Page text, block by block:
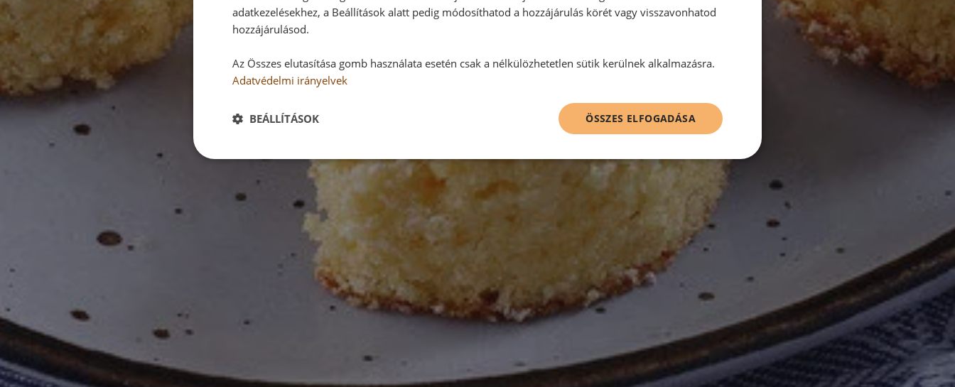
adatkezelésekhez, a Beállítások alatt pedig módosíthatod a hozzájárulás körét vagy visszavonhatod
hozzájárulásod.
Az Összes elutasítása gomb használata esetén csak a nélkülözhetetlen sütik kerülnek alkalmazásra.
Adatvédelmi irányelvek
ÖSSZES ELFOGADÁSA
BEÁLLÍTÁSOK